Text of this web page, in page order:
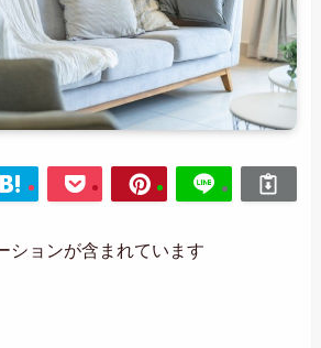
ションが含まれています